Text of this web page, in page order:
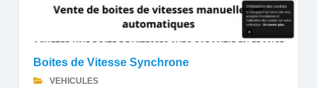
Boites de Vitesse Synchrone
VEHICULES